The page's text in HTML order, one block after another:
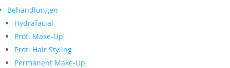
Behandlungen
Hydrafacial
Prof. Make-Up
Prof. Hair Styling
Permanent Make-Up
nach:
Neueste Kommentare
Archiv
Kategorien
Keine Kategorien
Meta